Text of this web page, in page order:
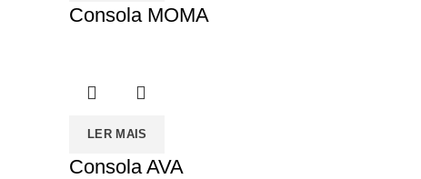
Consola MOMA
LER MAIS
Consola AVA